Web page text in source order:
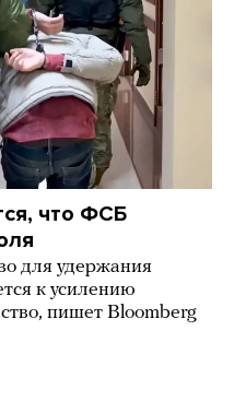
что ФСБ
для удержания
к усилению
пишет Bloomberg